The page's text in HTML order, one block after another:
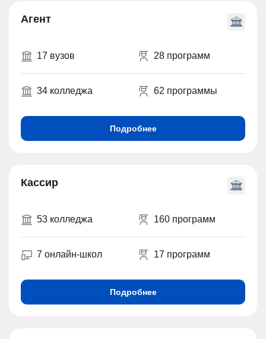
Агент
17 вузов 28 программ
34 колледжа 62 программы
Подробнее
Кассир
53 колледжа 160 программ
7 онлайн-школ 17 программ
Подробнее